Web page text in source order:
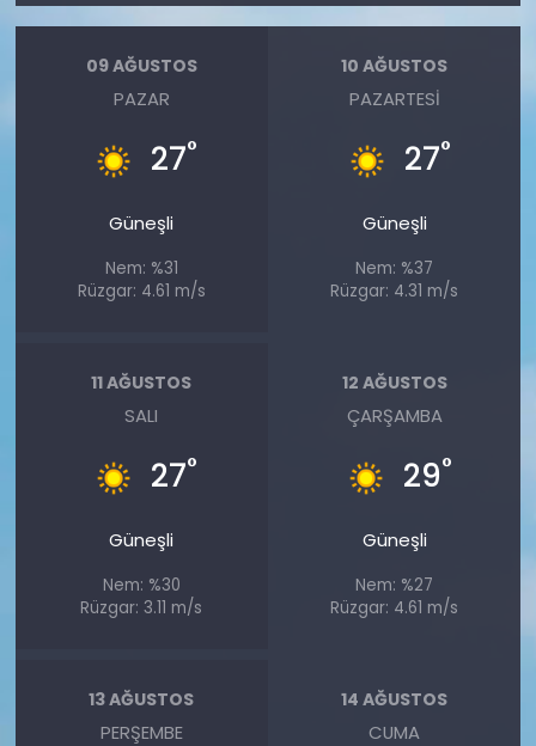
09 AĞUSTOS
PAZAR
27°
Güneşli
Nem: %31
Rüzgar: 4.61 m/s
10 AĞUSTOS
PAZARTESI
27°
Güneşli
Nem: %37
Rüzgar: 4.31 m/s
11 AĞUSTOS
SALI
27°
Güneşli
Nem: %30
Rüzgar: 3.11 m/s
12 AĞUSTOS
ÇARŞAMBA
29°
Güneşli
Nem: %27
Rüzgar: 4.61 m/s
13 AĞUSTOS
PERŞEMBE
14 AĞUSTOS
CUMA